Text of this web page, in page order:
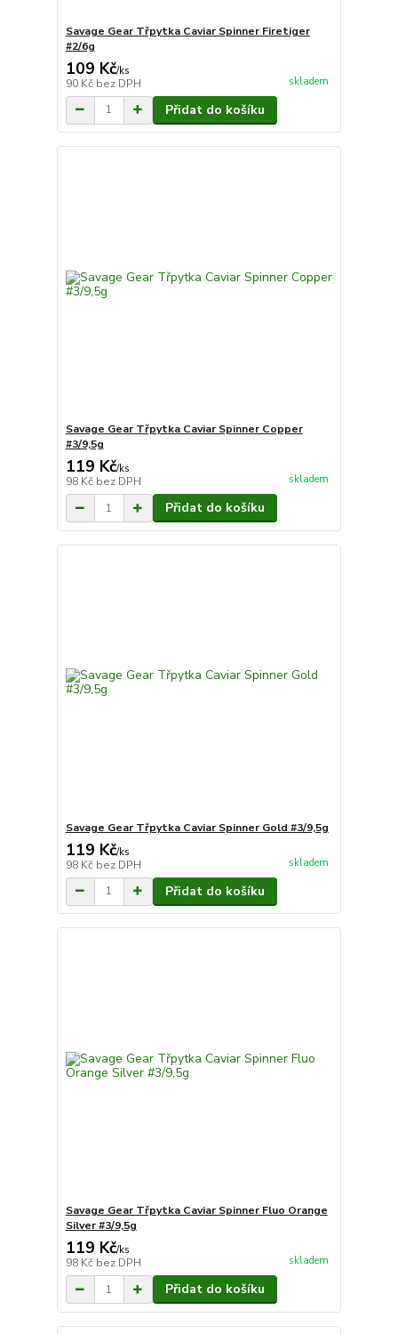
Savage Gear Třpytka Caviar Spinner Firetiger
#2/6g
109 Kč/ks
90 Kč bez DPH skladem
Přidat do košíku
Savage Gear Třpytka Caviar Spinner Copper
#3/9,5g
119 Kč/ks
98 Kč bez DPH skladem
Přidat do košíku
Savage Gear Třpytka Caviar Spinner Gold #3/9,5g
119 Kč/ks
98 Kč bez DPH skladem
Přidat do košíku
Savage Gear Třpytka Caviar Spinner Fluo Orange
Silver #3/9,5g
119 Kč/ks
98 Kč bez DPH skladem
Přidat do košíku